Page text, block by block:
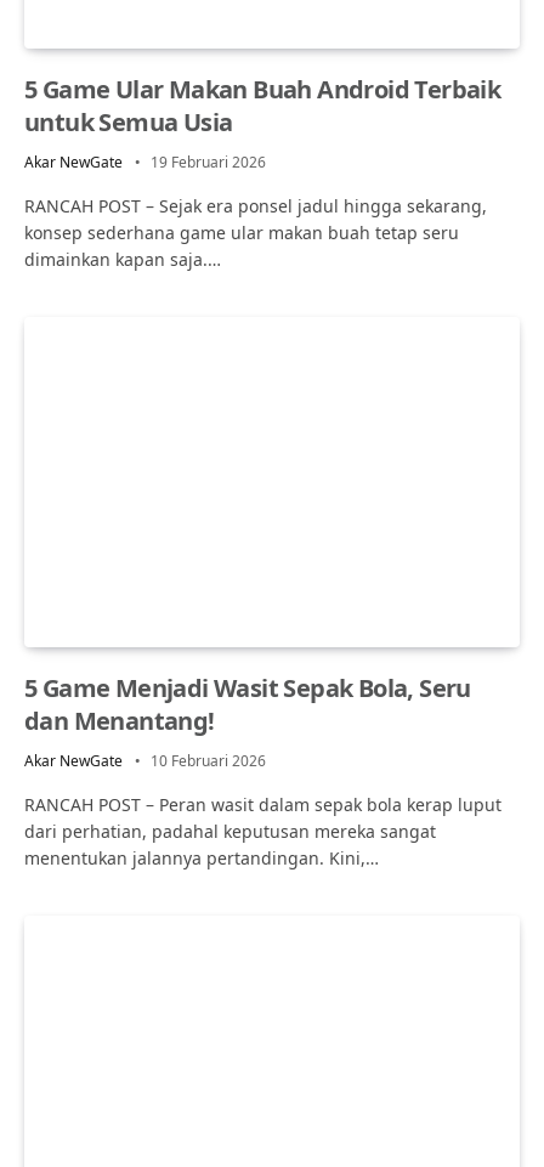
5 Game Ular Makan Buah Android Terbaik
untuk Semua Usia
Akar NewGate 19 Februari 2026
RANCAH POST – Sejak era ponsel jadul hingga sekarang,
konsep sederhana game ular makan buah tetap seru
dimainkan kapan saja.…
5 Game Menjadi Wasit Sepak Bola, Seru
dan Menantang!
Akar NewGate 10 Februari 2026
RANCAH POST – Peran wasit dalam sepak bola kerap luput
dari perhatian, padahal keputusan mereka sangat
menentukan jalannya pertandingan. Kini,…